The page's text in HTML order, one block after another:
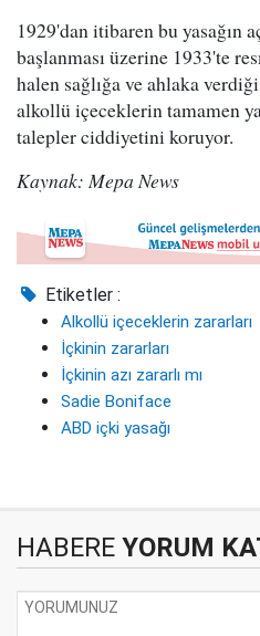
1929'dan itibaren bu yasağın
başlanması üzerine 1933'te
halen sağlığa ve ahlaka
alkollü içeceklerin tamamen
talepler ciddiyetini koruyor.
Kaynak: Mepa News
Etiketler :
Alkollü içeceklerin zararları
İçkinin zararları
İçkinin azı zararlı mı
Sadie Boniface
ABD içki yasağı
HABERE YORUM